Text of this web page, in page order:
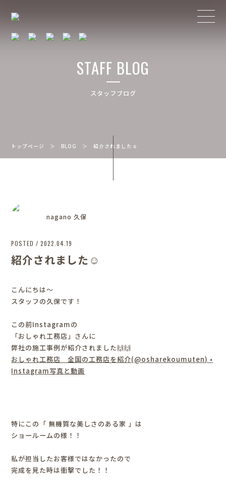
STAFF BLOG
スタッフブログ
トップページ ＞ BLOG ＞紹介されました☺
nagano 久保
POSTED / 2022.04.19
紹介されました☺
こんにちは～
スタッフの久保です！
この前Instagramの
「おしゃれ工務店」さんに
弊社の施工事例が紹介されました🙌🙌
おしゃれ工務店 全国の工務店を紹介(@osharekoumuten) •
Instagram写真と動画
特にこの「 無機質な美しさのある家 」は
ショールームの様！！
私が担当したお客様ではなかったので
完成を見た時は衝撃でした！！